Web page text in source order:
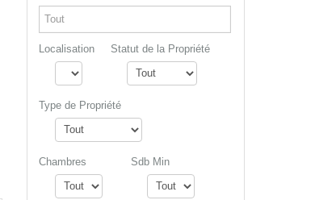
Localisation Statut de la Propriété
Type de Propriété
Chambres Sdb Min